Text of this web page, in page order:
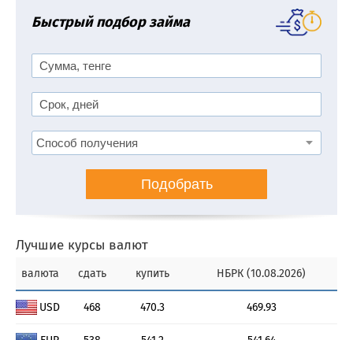
Быстрый подбор займа
Подобрать
Лучшие курсы валют
валюта сдать купить НБРК (10.08.2026)
USD 468 470.3 469.93